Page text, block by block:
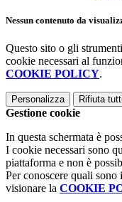
Nessun contenuto da
Questo sito o gli
cookie necessari al
COOKIE POLICY.
Personalizza Rifiuta tutti
Gestione cookie
In questa schermata è
I cookie necessari sono
piattaforma e non è
Per conoscere quali
visionare la COOKIE